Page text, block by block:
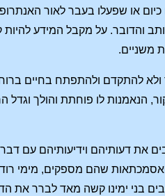
או שפעלו בעבר לאור
והדובר. על מקבל המידע להיות
משניים.
להתקדם ולהתפתח בחיים ברוח
הנאמנות לו פוחתת והולך וגדל
את דעותיהם וידיעותיהם עם
שהם מספקים, מימי
בני ימינו קשה מאד לברר את